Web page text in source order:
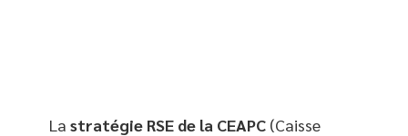
La stratégie RSE de la CEAPC (Caisse